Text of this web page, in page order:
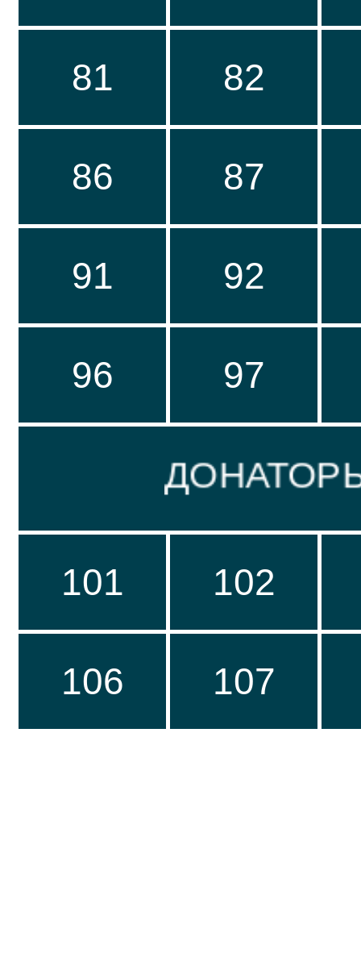
81 82
86 87
91 92
96 97
ДОНАТОРЫ
101 102
106 107